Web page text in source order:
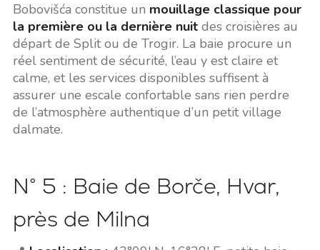
Bobovišća constitue un mouillage classique pour
la première ou la dernière nuitdes croisières au
départ de Split ou de Trogir. La baie procure un
réel sentiment de sécurité, l’eau y est claire et
calme, et les services disponibles suffisent à
assurer une escale confortable sans rien perdre
de l’atmosphère authentique d’un petit village
dalmate.
N° 5 : Baie de Borče, Hvar,
près de Milna